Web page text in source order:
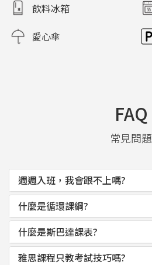
飲料冰箱
愛心傘
FAQ
常見問題
週週入班，我會跟不上嗎?
什麼是循環課綱?
什麼是斯巴達課表?
雅思課程只教考試技巧嗎?